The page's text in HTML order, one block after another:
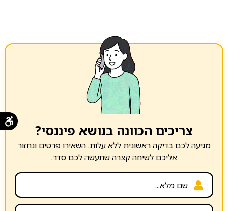
צריכים הכוונה בנושא פיננסי?
מגיעה לכם בדיקה ראשונית ללא עלות. השאירו פרטים ונחזור
אליכם לשיחה קצרה שתעשה לכם סדר.